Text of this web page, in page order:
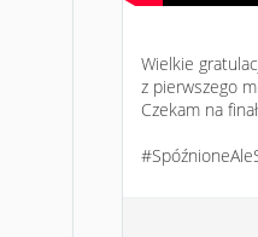
Wielkie
z pierwszego
Czekam na